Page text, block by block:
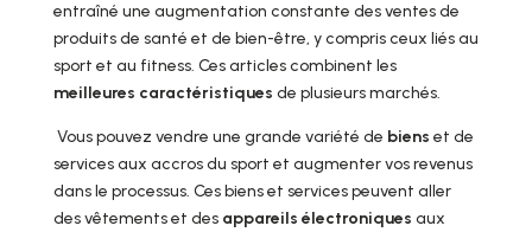
entraîné une augmentation constante des ventes de
produits de santé et de bien-être, y compris ceux liés au
sport et au fitness. Ces articles combinent les
meilleures caractéristiques de plusieurs marchés.
Vous pouvez vendre une grande variété de biens et de
services aux accros du sport et augmenter vos revenus
dans le processus. Ces biens et services peuvent aller
des vêtements et des appareils électroniques aux